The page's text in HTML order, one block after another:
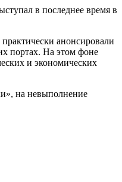
в последнее время в
анонсировали
портах. На этом фоне
и экономических
на невыполнение